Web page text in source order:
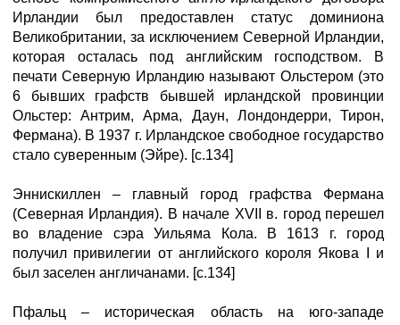
Ирландии был предоставлен статус доминиона
Великобритании, за исключением Северной Ирландии,
которая осталась под английским господством. В
печати Северную Ирландию называют Ольстером (это
6 бывших графств бывшей ирландской провинции
Ольстер: Антрим, Арма, Даун, Лондондерри, Тирон,
Фермана). В 1937 г. Ирландское свободное государство
стало суверенным (Эйре). [с.134]
Эннискиллен – главный город графства Фермана
(Северная Ирландия). В начале XVII в. город перешел
во владение сэра Уильяма Кола. В 1613 г. город
получил привилегии от английского короля Якова I и
был заселен англичанами. [с.134]
Пфальц – историческая область на юго-западе